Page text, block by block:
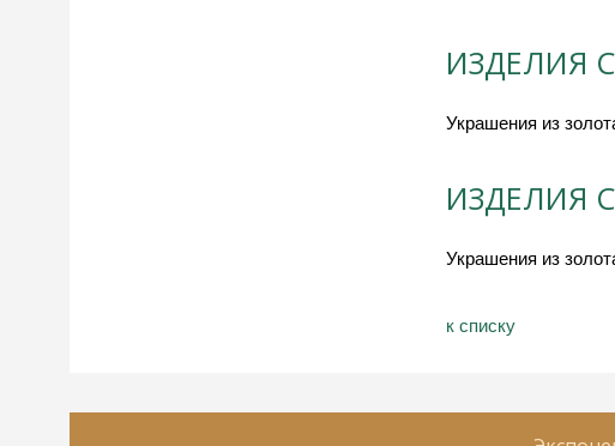
ИЗДЕЛИЯ
Украшения из
ИЗДЕЛИЯ
Украшения из
к спиcку